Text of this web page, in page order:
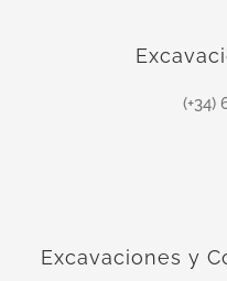
(+34)
Excavaciones y